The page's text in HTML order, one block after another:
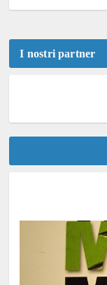
I nostri partner